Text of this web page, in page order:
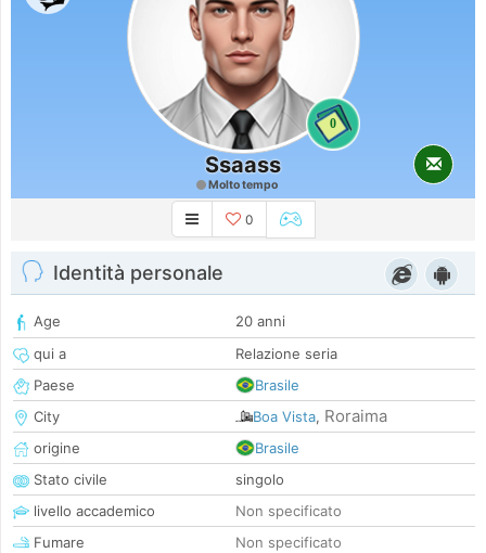
0
Ssaass
Molto tempo
0
Identità personale
Age
20 anni
qui a
Relazione seria
Paese
Brasile
City
Boa Vista, Roraima
origine
Brasile
Stato civile
singolo
livello accademico
Non specificato
Fumare
Non specificato